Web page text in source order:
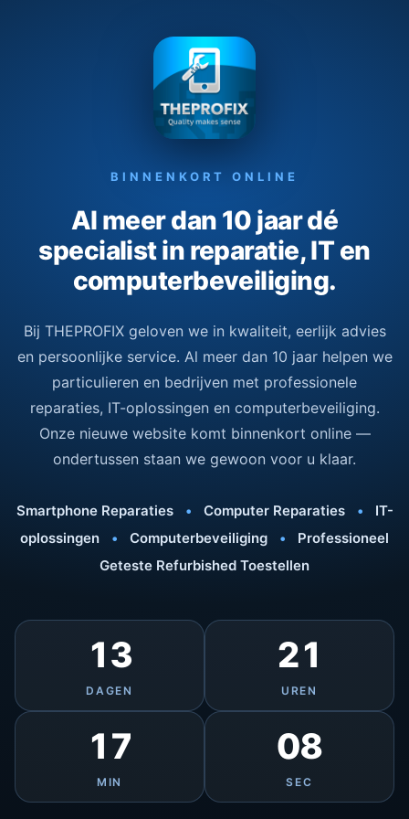
BINNENKORT ONLINE
Al meer dan 10 jaar dé
specialist in reparatie, IT en
computerbeveiliging.
Bij THEPROFIX geloven we in kwaliteit, eerlijk advies
en persoonlijke service. Al meer dan 10 jaar helpen we
particulieren en bedrijven met professionele
reparaties, IT-oplossingen en computerbeveiliging.
Onze nieuwe website komt binnenkort online —
ondertussen staan we gewoon voor u klaar.
Smartphone Reparaties • Computer Reparaties •
IT-
oplossingen
• Computerbeveiliging •
Professioneel
Geteste Refurbished Toestellen
13
DAGEN
21
UREN
17
MIN
08
SEC